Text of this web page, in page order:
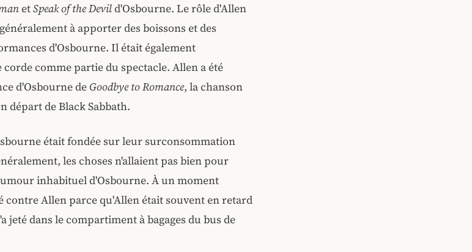
etSpeak of the Devild'Osbourne. Le rôle d'Allen
à apporter des boissons et des
d'Osbourne. Il était également
comme partie du spectacle. Allen a été
d'Osbourne deGoodbye to Romance, la chanson
départ de Black Sabbath.
était fondée sur leur surconsommation
les choses n'allaient pas bien pour
inhabituel d'Osbourne. À un moment
contre Allen parce qu'Allen était souvent en retard
jeté dans le compartiment à bagages du bus de